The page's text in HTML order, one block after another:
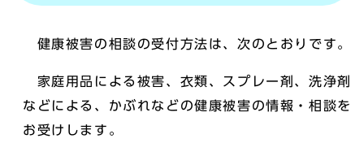
健康被害の相談の受付方法は、次のとおりです。
家庭用品による被害、衣類、スプレー剤、洗浄剤
などによる、かぶれなどの健康被害の情報・相談を
お受けします。